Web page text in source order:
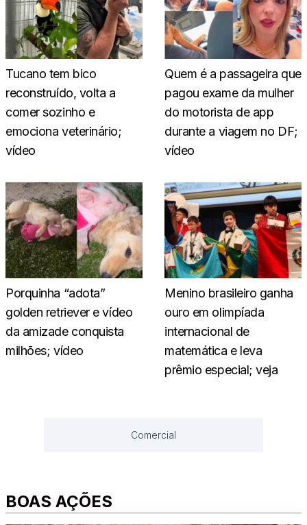
Tucano tem bico
reconstruído, volta a
comer sozinho e
emociona veterinário;
vídeo
Quem é a passageira que
pagou exame da mulher
do motorista de app
durante a viagem no DF;
vídeo
Porquinha “adota”
golden retriever e vídeo
da amizade conquista
milhões; vídeo
Menino brasileiro ganha
ouro em olimpíada
internacional de
matemática e leva
prêmio especial; veja
Comercial
BOAS AÇÕES